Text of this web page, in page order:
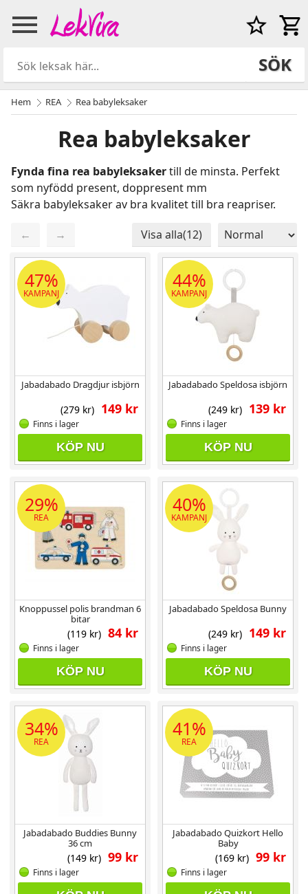
SÖK
Hem REA Rea babyleksaker
Rea babyleksaker
Fynda fina rea babyleksakertill de minsta. Perfekt
som nyfödd present, doppresent mm
Säkra babyleksaker av bra kvalitet till bra reapriser.
←
→
Visa alla(12)
Sida 1 / 1
Totalt 12 produkter
47%
KAMPANJ
Jabadabado Dragdjur isbjörn
149 kr
(279 kr)
Finns i lager
KÖP NU
44%
KAMPANJ
Jabadabado Speldosa isbjörn
139 kr
(249 kr)
Finns i lager
KÖP NU
29%
REA
Knoppussel polis brandman 6
bitar
84 kr
(119 kr)
Finns i lager
KÖP NU
40%
KAMPANJ
Jabadabado Speldosa Bunny
149 kr
(249 kr)
Finns i lager
KÖP NU
34%
REA
Jabadabado Buddies Bunny
36 cm
99 kr
(149 kr)
Finns i lager
41%
REA
Jabadabado Quizkort Hello
Baby
99 kr
(169 kr)
Finns i lager